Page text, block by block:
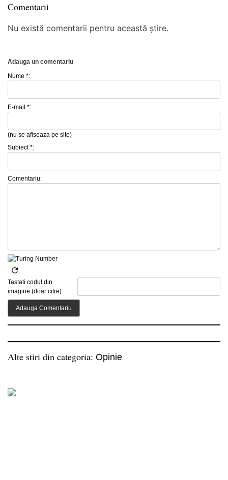
Comentarii
Nu există comentarii pentru această știre.
Adauga un comentariu
Nume *:
E-mail *:
(nu se afiseaza pe site)
Subiect *:
Comentariu:
Tastati codul din
imagine (doar cifre)
Alte stiri din categoria: Opinie